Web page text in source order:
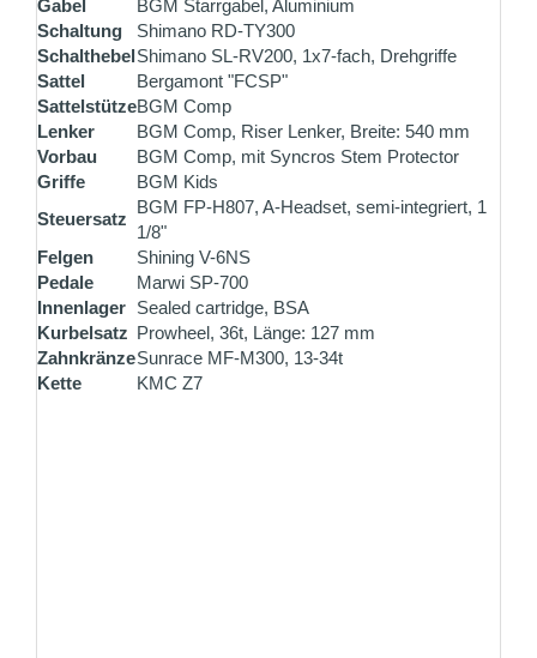
Gabel
BGM Starrgabel, Aluminium
Schaltung
Shimano RD-TY300
SchalthebelShimano SL-RV200, 1x7-fach, Drehgriffe
Sattel
Bergamont "FCSP"
SattelstützeBGM Comp
Lenker
BGM Comp, Riser Lenker, Breite: 540 mm
Vorbau
BGM Comp, mit Syncros Stem Protector
Griffe
BGM Kids
Steuersatz
BGM FP-H807, A-Headset, semi-integriert, 1
1/8"
Felgen
Shining V-6NS
Pedale
Marwi SP-700
Innenlager Sealed cartridge, BSA
Kurbelsatz Prowheel, 36t, Länge: 127 mm
ZahnkränzeSunrace MF-M300, 13-34t
Kette
KMC Z7